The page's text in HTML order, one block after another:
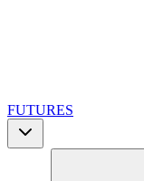
FUTURES